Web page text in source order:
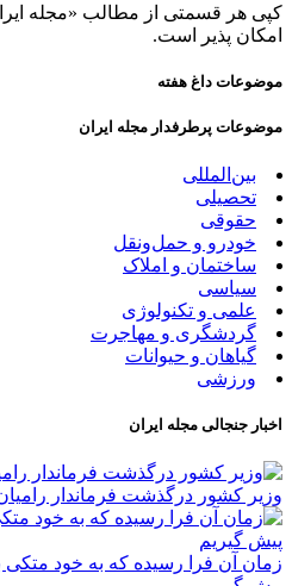
کپی هر قسمتی از مطالب «مجله
امکان پذیر است.
موضوعات داغ هفته
موضوعات پرطرفدار مجله ایران
بین‌المللی
تحصیلی
حقوقی
خودرو و حمل‌و‌نقل
ساختمان و املاک
سیاسی
علمی و تکنولوژی
گردشگری و مهاجرت
گیاهان و حیوانات
ورزشی
اخبار جنجالی مجله ایران
وزیر کشور درگذشت فرماندار
زمان آن فرا رسیده که به خود متکی